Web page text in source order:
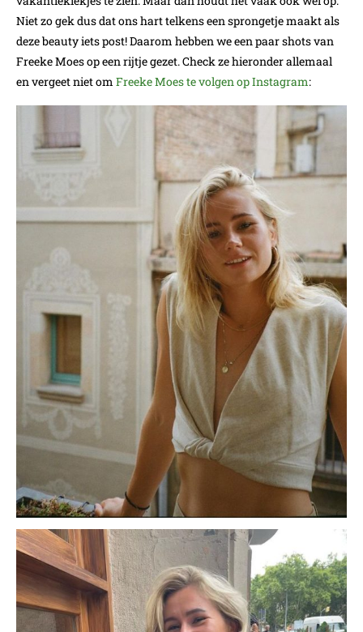
Niet zo gek dus dat ons hart telkens een sprongetje maakt als
deze beauty iets post! Daarom hebben we een paar shots van
Freeke Moes op een rijtje gezet. Check ze hieronder allemaal
en vergeet niet om Freeke Moes te volgen op Instagram: